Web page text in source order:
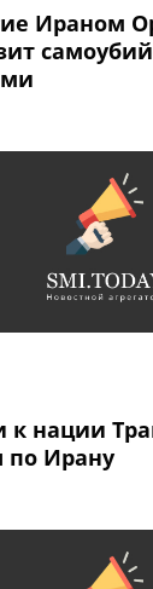
Ираном
к нации
по Ирану